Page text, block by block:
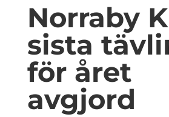
Norraby
sista
för året
avgjord